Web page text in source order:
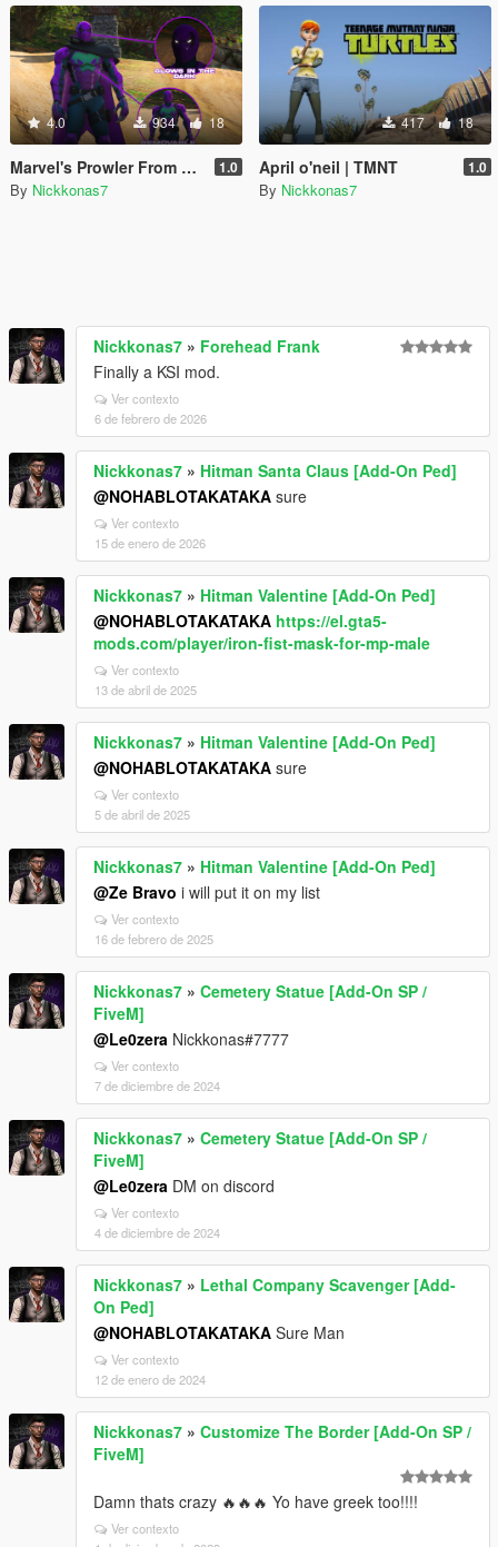
4.0 934 18
Marvel's Prowler From Fortnite 1.0
By Nickkonas7
417 18
April o'neil | TMNT 1.0
By Nickkonas7
Nickkonas7 » Forehead Frank
Finally a KSI mod.
Ver contexto
6 de febrero de 2026
Nickkonas7 » Hitman Santa Claus [Add-On Ped]
@NOHABLOTAKATAKA sure
Ver contexto
15 de enero de 2026
Nickkonas7 » Hitman Valentine [Add-On Ped]
@NOHABLOTAKATAKA https://el.gta5-
mods.com/player/iron-fist-mask-for-mp-male
Ver contexto
13 de abril de 2025
Nickkonas7 » Hitman Valentine [Add-On Ped]
@NOHABLOTAKATAKA sure
Ver contexto
5 de abril de 2025
Nickkonas7 » Hitman Valentine [Add-On Ped]
@Ze Bravo i will put it on my list
Ver contexto
16 de febrero de 2025
Nickkonas7 » Cemetery Statue [Add-On SP /
FiveM]
@Le0zera Nickkonas#7777
Ver contexto
7 de diciembre de 2024
Nickkonas7 » Cemetery Statue [Add-On SP /
FiveM]
@Le0zera DM on discord
Ver contexto
4 de diciembre de 2024
Nickkonas7 » Lethal Company Scavenger [Add-
On Ped]
@NOHABLOTAKATAKA Sure Man
Ver contexto
12 de enero de 2024
Nickkonas7 » Customize The Border [Add-On SP /
FiveM]
Damn thats crazy 🔥🔥🔥 Yo have greek too!!!!
Ver contexto